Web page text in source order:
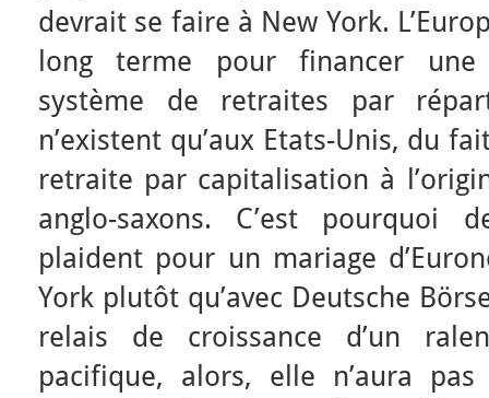
devrait se faire à New York.
long terme pour financer une
système de retraites par
n’existent qu’aux Etats-Unis, du
retraite par capitalisation à
anglo-saxons. C’est pourquoi
plaident pour un mariage
York plutôt qu’avec Deutsche
relais de croissance d’un
pacifique, alors, elle n’aura